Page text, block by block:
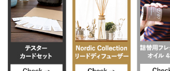
ルームフレグランス
ビューティー